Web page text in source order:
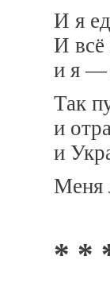
И я
И всё
и я —
Так
и
и
Меня
* *